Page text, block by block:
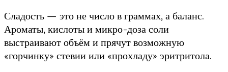
Сладость — это не число в граммах, а баланс.
Ароматы, кислоты и микро-доза соли
выстраивают объём и прячут возможную
«горчинку» стевии или «прохладу» эритритола.